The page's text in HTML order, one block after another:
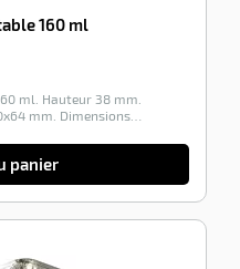
160 ml
ml. Hauteur 38 mm.
mm. Dimensions…
panier